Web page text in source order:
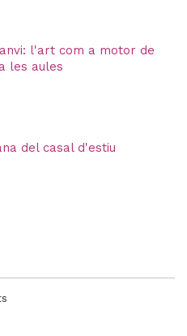
l'art com a motor de
les aules
del casal d'estiu